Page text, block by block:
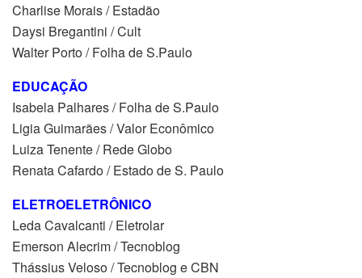
Charlise Morais / Estadão
Daysi Bregantini / Cult
Walter Porto / Folha de S.Paulo
EDUCAÇÃO
Isabela Palhares / Folha de S.Paulo
Ligia Guimarães / Valor Econômico
Luiza Tenente / Rede Globo
Renata Cafardo / Estado de S. Paulo
ELETROELETRÔNICO
Leda Cavalcanti / Eletrolar
Emerson Alecrim / Tecnoblog
Thássius Veloso / Tecnoblog e CBN